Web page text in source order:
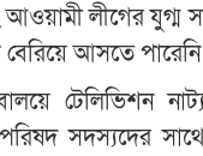
আওয়ামী লীগের
আসতে
টেলিভিশন
পরিষদ সদস্যদের